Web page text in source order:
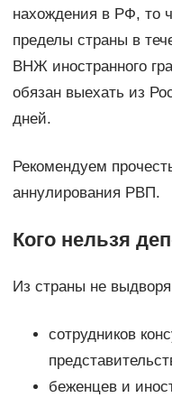
нахождения в РФ, то
пределы страны в
ВНЖ иностранного
обязан выехать из
дней.
Рекомендуем
аннулирования РВП.
Кого нельзя
Из страны не
сотрудников
беженцев и